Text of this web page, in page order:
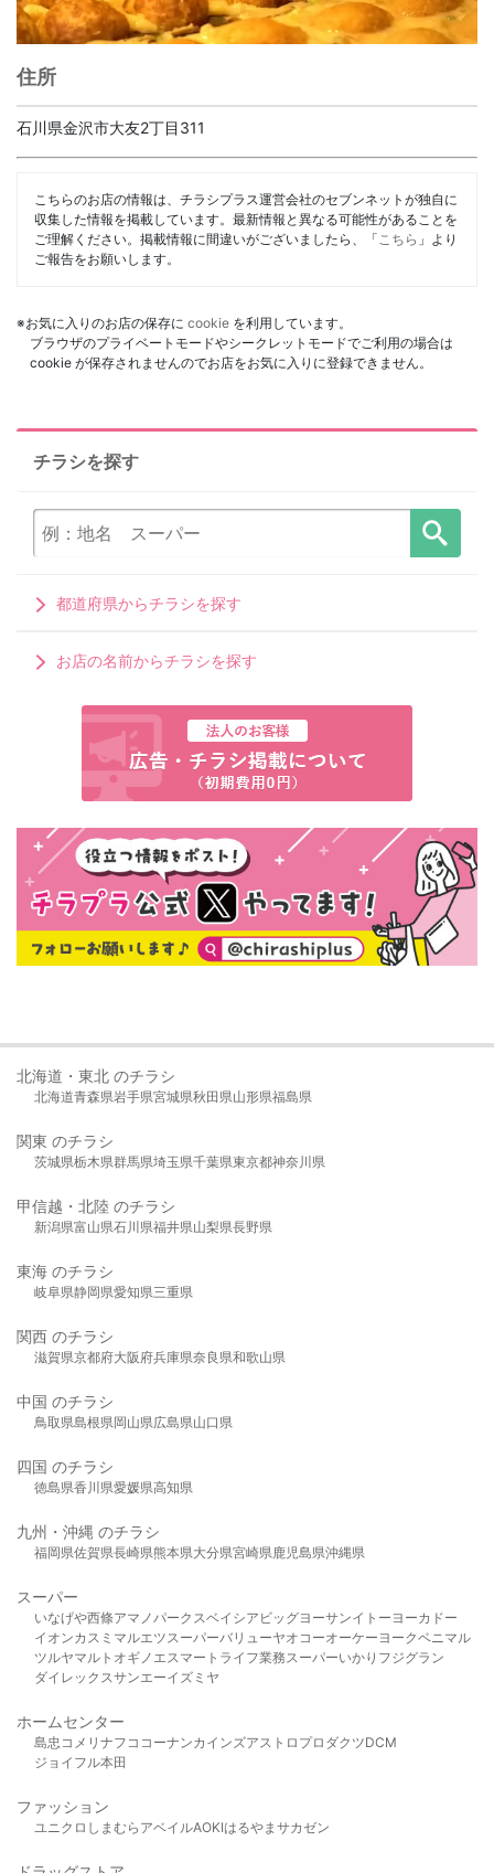
住所
石川県金沢市大友2丁目311
こちらのお店の情報は、チラシプラス運営会社のセブンネットが独自に
収集した情報を掲載しています。最新情報と異なる可能性があることを
ご理解ください。掲載情報に間違いがございましたら、「 こちら 」より
ご報告をお願いします。
※お気に入りのお店の保存に cookie を利用しています。
ブラウザのプライベートモードやシークレットモードでご利用の場合は
cookie が保存されませんのでお店をお気に入りに登録できません。
チラシを探す
都道府県からチラシを探す
お店の名前からチラシを探す
北海道・東北 のチラシ
北海道青森県岩手県宮城県秋田県山形県福島県
関東 のチラシ
茨城県栃木県群馬県埼玉県千葉県東京都神奈川県
甲信越・北陸 のチラシ
新潟県富山県石川県福井県山梨県長野県
東海 のチラシ
岐阜県静岡県愛知県三重県
関西 のチラシ
滋賀県京都府大阪府兵庫県奈良県和歌山県
中国 のチラシ
鳥取県島根県岡山県広島県山口県
四国 のチラシ
徳島県香川県愛媛県高知県
九州・沖縄 のチラシ
福岡県佐賀県長崎県熊本県大分県宮崎県鹿児島県沖縄県
スーパー
いなげや西條アマノパークスベイシア ビッグヨーサンイトーヨーカドー
イオンカスミ マルエツスーパーバリューヤオコーオーケー ヨークベニマル
ツルヤマルト オギノ エスマート ライフ業務スーパーいかり フジグラン
ダイレックスサンエーイズミヤ
ホームセンター
島忠 コメリ ナフコ コーナンカインズアストロプロダクツDCM
ジョイフル本田
ファッション
ユニクロ しまむら アベイルAOKIはるやま サカゼン